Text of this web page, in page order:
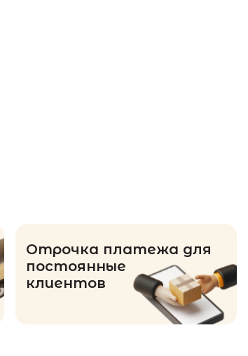
Отрочка платежа для
постоянные
клиентов